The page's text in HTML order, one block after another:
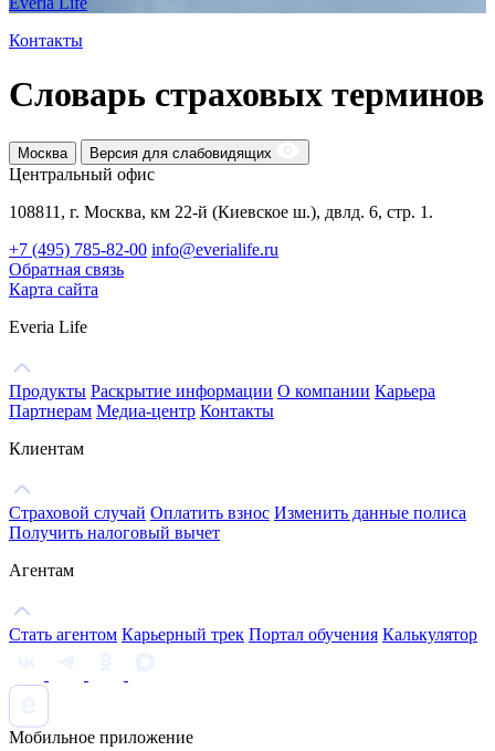
Контакты
Словарь страховых терминов
Москва Версия для слабовидящих
Центральный офис
108811, г. Москва, км 22-й (Киевское ш.), двлд. 6, стр. 1.
+7 (495) 785-82-00 info@everialife.ru
Обратная связь
Карта сайта
Everia Life
Продукты Раскрытие информации О компании Карьера
Партнерам Медиа-центр Контакты
Клиентам
Страховой случай Оплатить взнос Изменить данные полиса
Получить налоговый вычет
Агентам
Стать агентом Карьерный трек Портал обучения Калькулятор
Мобильное приложение